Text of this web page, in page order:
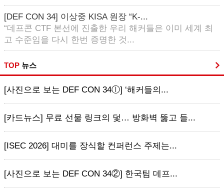
[DEF CON 34] 이상중 KISA 원장 “K-...
“데프콘 CTF 본선에 진출한 우리 해커들은 이미 세계 최
고 수준임을 다시 한번 증명한 것...
TOP 뉴스
[사진으로 보는 DEF CON 34ⓛ] ‘해커들의...
[카드뉴스] 무료 선물 링크의 덫… 방화벽 뚫고 들...
[ISEC 2026] 대미를 장식할 컨퍼런스 주제는...
[사진으로 보는 DEF CON 34②] 한국팀 데프...